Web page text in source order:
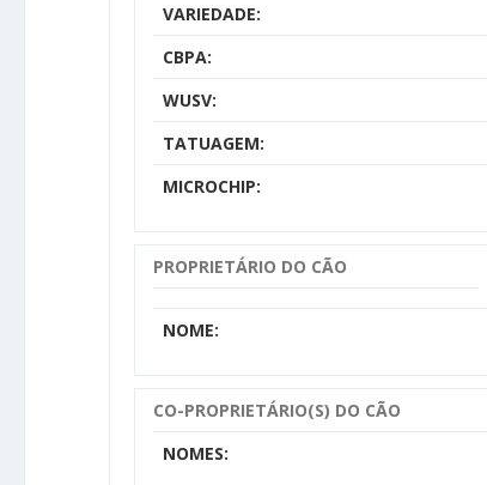
VARIEDADE:
CBPA:
WUSV:
TATUAGEM:
MICROCHIP:
PROPRIETÁRIO DO CÃO
NOME:
CO-PROPRIETÁRIO(S) DO CÃO
NOMES: